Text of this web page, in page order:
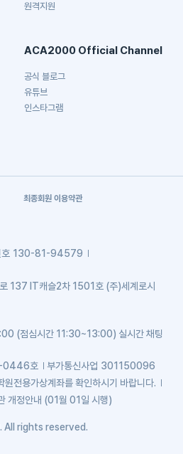
원격지원
ACA2000 Official Channel
공식 블로그
유튜브
인스타그램
최종회원 이용약관
130-81-94579
137 IT캐슬2차 1501호 (주)세계로시
(점심시간 11:30~13:00) 실시간 채팅
-0446호 부가통신사업 301150096
전용가상계좌를 확인하시기 바랍니다.
개정안내 (01월 01일 시행)
rights reserved.